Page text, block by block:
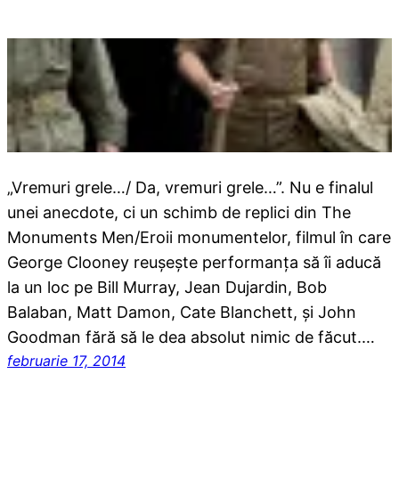
„Vremuri grele…/ Da, vremuri grele…”. Nu e finalul
unei anecdote, ci un schimb de replici din The
Monuments Men/Eroii monumentelor, filmul în care
George Clooney reuşeşte performanţa să îi aducă
la un loc pe Bill Murray, Jean Dujardin, Bob
Balaban, Matt Damon, Cate Blanchett, şi John
Goodman fără să le dea absolut nimic de făcut.…
februarie 17, 2014